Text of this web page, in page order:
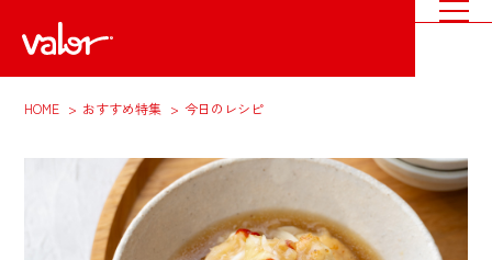
HOME おすすめ特集 今日のレシピ